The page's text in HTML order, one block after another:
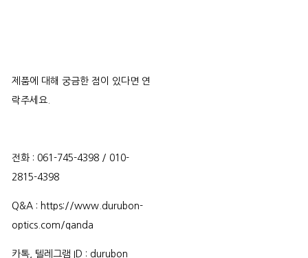
제품에 대해 궁금한 점이 있다면 연
락주세요.
전화 : 061-745-4398 / 010-
2815-4398
Q&A : https://www.durubon-
optics.com/qanda
카톡, 텔레그램 ID : durubon